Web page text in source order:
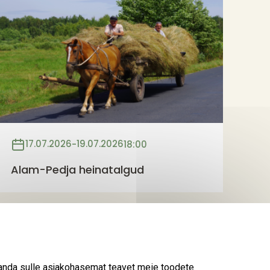
17.07.2026-19.07.202618:00
Alam-Pedja heinatalgud
sulle asjakohasemat teavet meie toodete